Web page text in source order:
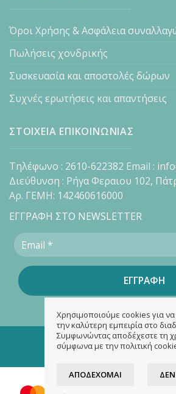
Όροι Χρήσης & Ασφάλεια
Πωλήσεις χονδρικής
Συσκευασία και αποστολές δώρων
Συχνές ερωτήσεις και απαντήσεις
ΣΤΟΙΧΕΙΑ ΕΠΙΚΟΙΝΩΝΙΑΣ
Τηλέφωνο : 2610-622382 Email :
Διεύθυνση : Ρήγα Φεραιου 102,
Αρ. ΓΕΜΗ: 142460616000
ΕΓΓΡΑΦΗ ΣΤΟ NEWSLETTER
Copyright 2026 ©
Designed & developed
Χρησιμοποιούμε cookies για
την καλύτερη εμπειρία στο
Συμφωνώντας αποδέχεστε τη
σύμφωνα με την πολιτική
ΑΠΟΔΈΧΟΜΑΙ